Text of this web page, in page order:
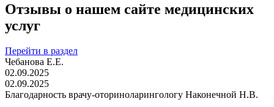
Отзывы о нашем сайте медицинских
услуг
Перейти в раздел
Чебанова Е.Е.
02.09.2025
02.09.2025
Благодарность врачу-оториноларингологу Наконечной Н.В.